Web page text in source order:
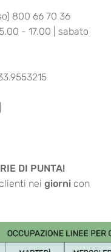
800 66 70 36
- 17.00 | sabato
DI PUNTA!
nei giorni con